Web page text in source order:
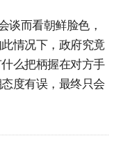
谈而看朝鲜脸色，
情况下，政府究竟
么把柄握在对方手
度有误，最终只会